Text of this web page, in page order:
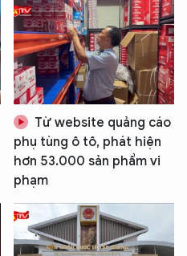
Từ website quảng cáo
phụ tùng ô tô, phát hiện
hơn 53.000 sản phẩm vi
phạm